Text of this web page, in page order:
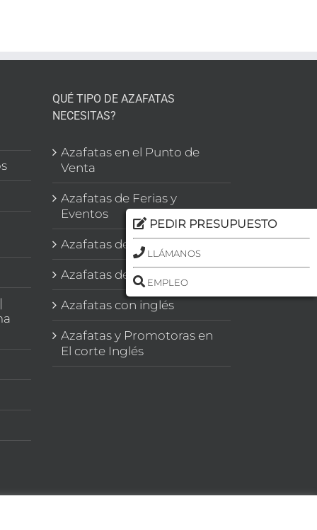
QUÉ TIPO DE AZAFATAS
NECESITAS?
Azafatas en el Punto de
Venta
Azafatas de Ferias y
Eventos
Azafatas de Congresos
Azafatas de Imagen
Azafatas con inglés
Azafatas y Promotoras en
El corte Inglés
PEDIR PRESUPUESTO
LLÁMANOS
EMPLEO